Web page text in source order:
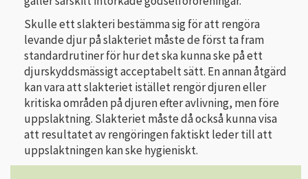
Skulle ett slakteri bestämma sig för att rengöra
levande djur på slakteriet måste de först ta fram
standardrutiner för hur det ska kunna ske på ett
djurskyddsmässigt acceptabelt sätt. En annan åtgärd
kan vara att slakteriet istället rengör djuren eller
kritiska områden på djuren efter avlivning, men före
uppslaktning. Slakteriet måste då också kunna visa
att resultatet av rengöringen faktiskt leder till att
uppslaktningen kan ske hygieniskt.